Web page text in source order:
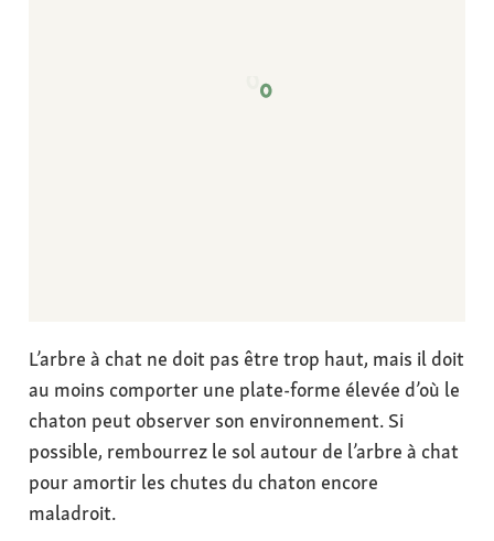
L’arbre à chat ne doit pas être trop haut, mais il doit
au moins comporter une plate-forme élevée d’où le
chaton peut observer son environnement. Si
possible, rembourrez le sol autour de l’arbre à chat
pour amortir les chutes du chaton encore
maladroit.